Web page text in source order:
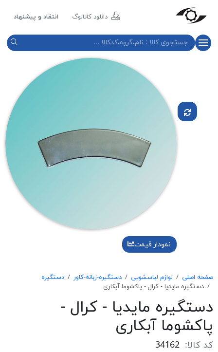
دانلود کاتالوگ انتقاد و پیشنهاد
نمودار قیمت
صفحه اصلی لوازم لباسشویی دستگیره-زبانه-کاور
دستگیره
دستگیره مایدیا - کرال - پاکشوما آبکاری
دستگیره مایدیا - کرال -
پاکشوما آبکاری
کد کالا: 34162